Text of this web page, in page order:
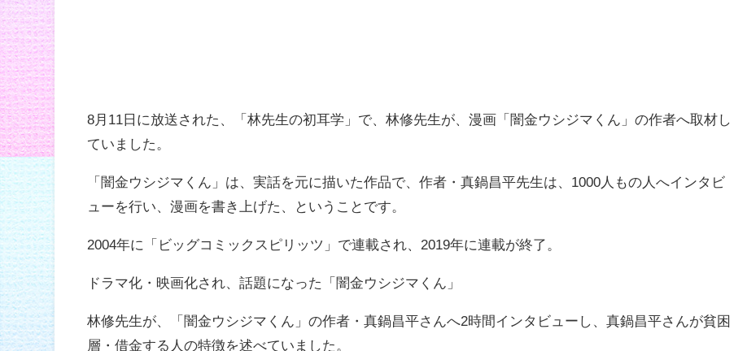
8月11日に放送された、「林先生の初耳学」で、林修先生が、漫画「闇金ウシジマくん」の作者へ取材し
ていました。
「闇金ウシジマくん」は、実話を元に描いた作品で、作者・真鍋昌平先生は、1000人もの人へインタビ
ューを行い、漫画を書き上げた、ということです。
2004年に「ビッグコミックスピリッツ」で連載され、2019年に連載が終了。
ドラマ化・映画化され、話題になった「闇金ウシジマくん」
林修先生が、「闇金ウシジマくん」の作者・真鍋昌平さんへ2時間インタビューし、真鍋昌平さんが貧困
層・借金する人の特徴を述べていました。